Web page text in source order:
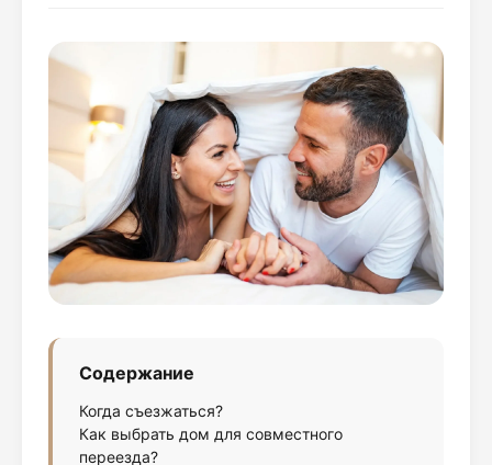
Содержание
Когда съезжаться?
Как выбрать дом для совместного
переезда?